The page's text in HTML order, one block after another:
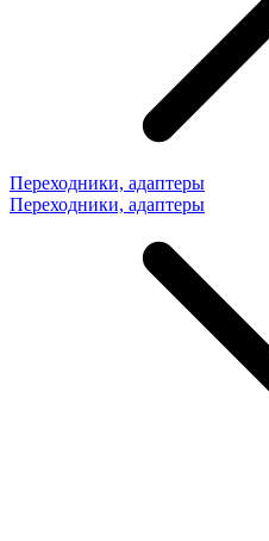
Переходники, адаптеры
Переходники, адаптеры